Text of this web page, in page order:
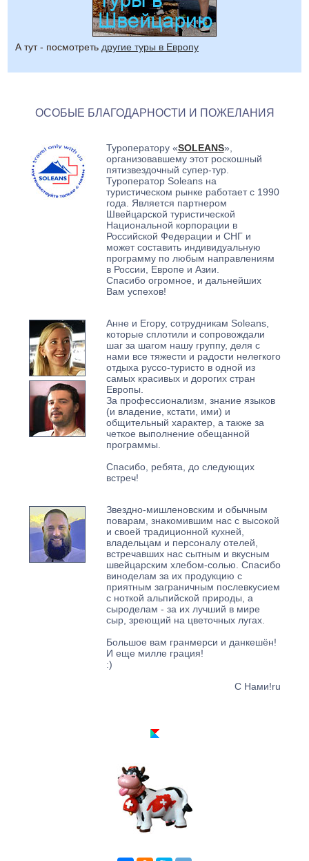
А тут - посмотреть другие туры в Европу
ОСОБЫЕ БЛАГОДАРНОСТИ И ПОЖЕЛАНИЯ
Туроператору «SOLEANS»,
организовавшему этот роскошный
пятизвездочный супер-тур.
Туроператор Soleans на
туристическом рынке работает с 1990
года. Является партнером
Швейцарской туристической
Национальной корпорации в
Российской Федерации и СНГ и
может составить индивидуальную
программу по любым направлениям
в России, Европе и Азии.
Спасибо огромное, и дальнейших
Вам успехов!
Анне и Егору, сотрудникам Soleans,
которые сплотили и сопровождали
шаг за шагом нашу группу, деля с
нами все тяжести и радости нелегкого
отдыха руссо-туристо в одной из
самых красивых и дорогих стран
Европы.
За профессионализм, знание языков
(и владение, кстати, ими) и
общительный характер, а также за
четкое выполнение обещанной
программы.
Спасибо, ребята, до следующих
встреч!
Звездно-мишленовским и обычным
поварам, знакомившим нас с высокой
и своей традиционной кухней,
владельцам и персоналу отелей,
встречавших нас сытным и вкусным
швейцарским хлебом-солью. Спасибо
виноделам за их продукцию с
приятным заграничным послевкусием
с ноткой альпийской природы, а
сыроделам - за их лучший в мире
сыр, зреющий на цветочных лугах.
Большое вам гранмерси и данкешён!
И еще милле грация!
:)
С Нами!ru